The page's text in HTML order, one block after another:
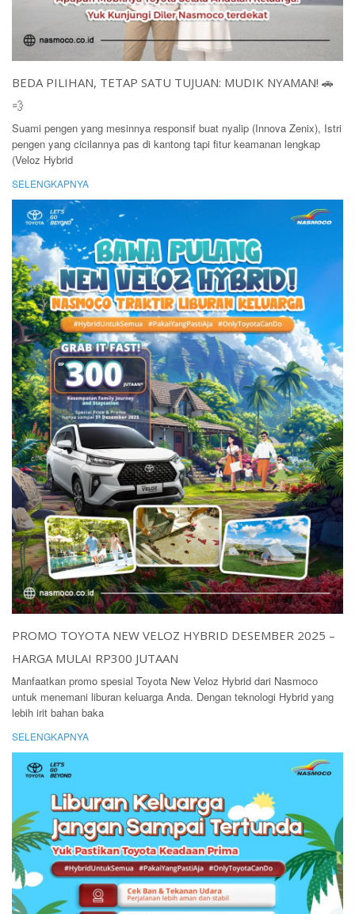
BEDA PILIHAN, TETAP SATU TUJUAN: MUDIK NYAMAN! 🚗
💨
Suami pengen yang mesinnya responsif buat nyalip (Innova Zenix), Istri
pengen yang cicilannya pas di kantong tapi fitur keamanan lengkap
(Veloz Hybrid
SELENGKAPNYA
PROMO TOYOTA NEW VELOZ HYBRID DESEMBER 2025 –
HARGA MULAI RP300 JUTAAN
Manfaatkan promo spesial Toyota New Veloz Hybrid dari Nasmoco
untuk menemani liburan keluarga Anda. Dengan teknologi Hybrid yang
lebih irit bahan baka
SELENGKAPNYA